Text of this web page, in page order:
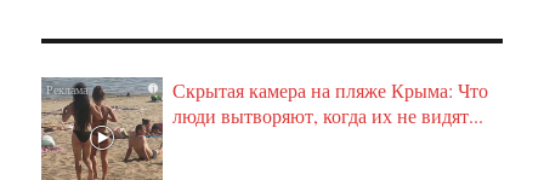
i
Скрытая камера на пляже Крыма: Что
люди вытворяют, когда их не видят...